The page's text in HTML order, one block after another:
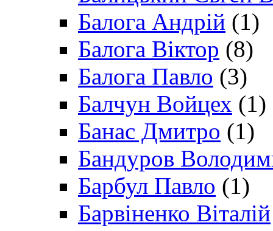
Балога Андрій (1)
Балога Віктор (8)
Балога Павло (3)
Балчун Войцех (1)
Банас Дмитро (1)
Бандуров
Барбул Павло (1)
Барвіненко Віталій